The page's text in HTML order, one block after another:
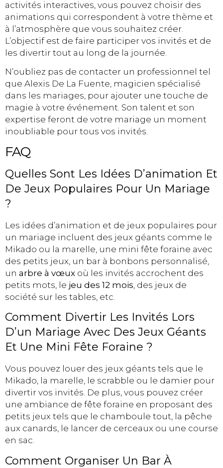
activités interactives, vous pouvez choisir des
animations qui correspondent à votre thème et
à l’atmosphère que vous souhaitez créer.
L’objectif est de faire participer vos invités et de
les divertir tout au long de la journée.
N’oubliez pas de contacter un professionnel tel
que Alexis De La Fuente, magicien spécialisé
dans les mariages, pour ajouter une touche de
magie à votre événement. Son talent et son
expertise feront de votre mariage un moment
inoubliable pour tous vos invités.
FAQ
Quelles Sont Les Idées D’animation Et
De Jeux Populaires Pour Un Mariage
?
Les idées d’animation et de jeux populaires pour
un mariage incluent des jeux géants comme le
Mikado ou la marelle, une mini fête foraine avec
des petits jeux, un bar à bonbons personnalisé,
un arbre à vœux où les invités accrochent des
petits mots, le jeu des 12 mois , des jeux de
société sur les tables, etc.
Comment Divertir Les Invités Lors
D’un Mariage Avec Des Jeux Géants
Et Une Mini Fête Foraine ?
Vous pouvez louer des jeux géants tels que le
Mikado, la marelle, le scrabble ou le damier pour
divertir vos invités. De plus, vous pouvez créer
une ambiance de fête foraine en proposant des
petits jeux tels que le chamboule tout, la pêche
aux canards, le lancer de cerceaux ou une course
en sac.
Comment Organiser Un Bar À